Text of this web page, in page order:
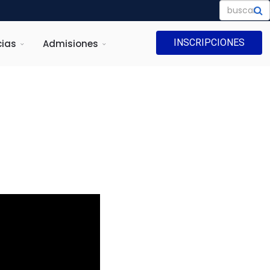
Admisiones INSCRIPCIONES